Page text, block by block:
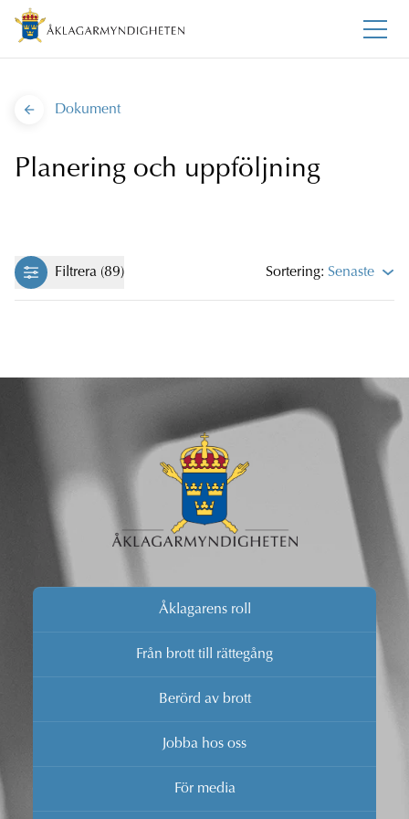
Dokument
Planering och uppföljning
Filtrera (89) Sortering: Senaste
Åklagarens roll
Från brott till rättegång
Berörd av brott
Jobba hos oss
För media